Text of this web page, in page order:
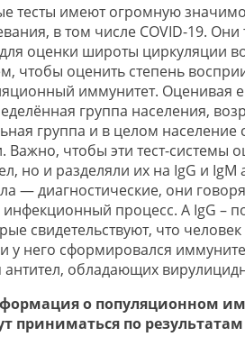
тесты имеют огромную
в том числе COVID-19.
оценки широты циркуляции
чтобы оценить степень
иммунитет. Оценивая
группа населения,
группа и в целом
Важно, чтобы эти тест-системы
но и разделяли их на IgG и IgM
— диагностические, они
инфекционный процесс. А IgG –
свидетельствуют, что человек
у него сформировался
антител, обладающих
о популяционном
приниматься по